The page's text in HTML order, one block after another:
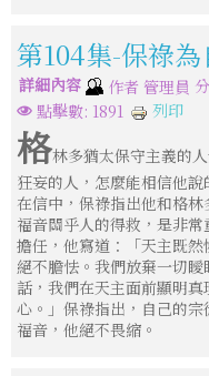
第104集-保祿
詳細內容 作者 管理員
點擊數: 1891
列印
格林多猶太保守主義的
狂妄的人，怎麼能相信他
在信中，保祿指出他和格
福音關乎人的得救，是非
擔任，他寫道：「天主既
絕不膽怯。我們放棄一切
話，我們在天主面前顯明
心。」保祿指出，自己的
福音，他絕不畏縮。